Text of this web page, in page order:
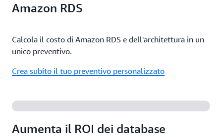
Amazon RDS
Calcola il costo di Amazon RDS e dell'architettura in un
unico preventivo.
Crea subito il tuo preventivo personalizzato
Aumenta il ROI dei database